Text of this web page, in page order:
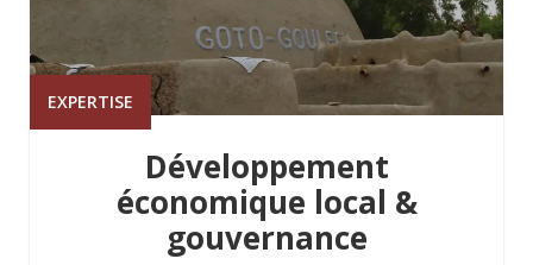
EXPERTISE
Développement
économique local &
gouvernance